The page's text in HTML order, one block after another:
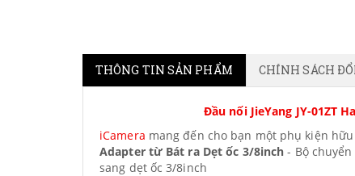
THÔNG TIN SẢN PHẨM CHÍNH SÁCH
Đầu nối JieYang JY-01ZT
iCamera mang đến cho bạn một phụ kiện
Adapter từ Bát ra Dẹt ốc 3/8inch - Bộ
sang dẹt ốc 3/8inch